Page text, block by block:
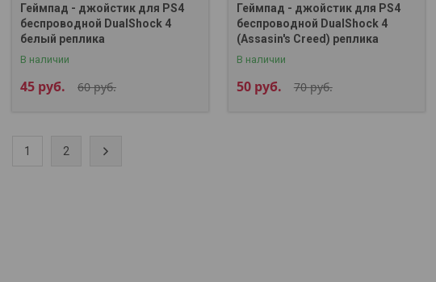
Геймпад - джойстик для PS4
беспроводной DualShock 4
белый реплика
В наличии
60руб.
45 руб.
Геймпад - джойстик для PS4
беспроводной DualShock 4
(Assasin's Creed) реплика
В наличии
70руб.
50 руб.
1 2